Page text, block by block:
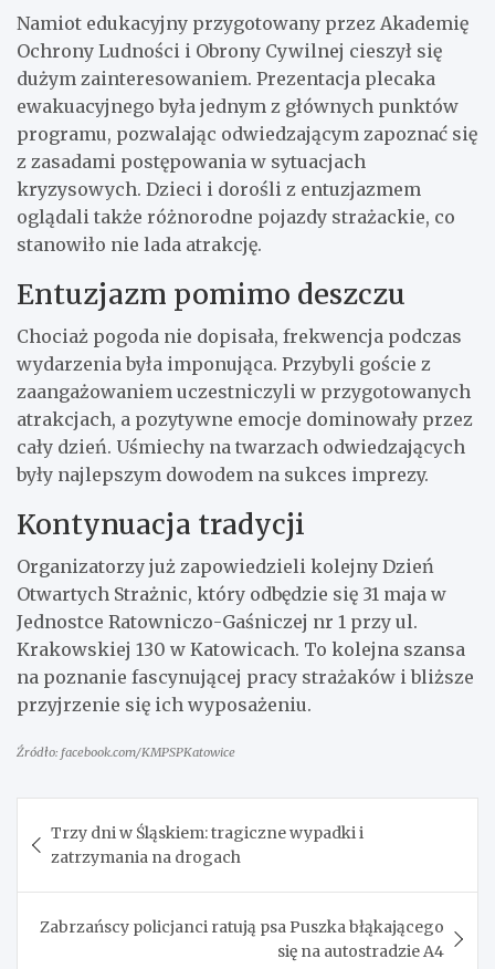
Namiot edukacyjny przygotowany przez Akademię
Ochrony Ludności i Obrony Cywilnej cieszył się
dużym zainteresowaniem. Prezentacja plecaka
ewakuacyjnego była jednym z głównych punktów
programu, pozwalając odwiedzającym zapoznać się
z zasadami postępowania w sytuacjach
kryzysowych. Dzieci i dorośli z entuzjazmem
oglądali także różnorodne pojazdy strażackie, co
stanowiło nie lada atrakcję.
Entuzjazm pomimo deszczu
Chociaż pogoda nie dopisała, frekwencja podczas
wydarzenia była imponująca. Przybyli goście z
zaangażowaniem uczestniczyli w przygotowanych
atrakcjach, a pozytywne emocje dominowały przez
cały dzień. Uśmiechy na twarzach odwiedzających
były najlepszym dowodem na sukces imprezy.
Kontynuacja tradycji
Organizatorzy już zapowiedzieli kolejny Dzień
Otwartych Strażnic, który odbędzie się 31 maja w
Jednostce Ratowniczo-Gaśniczej nr 1 przy ul.
Krakowskiej 130 w Katowicach. To kolejna szansa
na poznanie fascynującej pracy strażaków i bliższe
przyjrzenie się ich wyposażeniu.
Źródło: facebook.com/KMPSPKatowice
Nawigacja
wpisu
Trzy dni w Śląskiem: tragiczne wypadki i
zatrzymania na drogach
Zabrzańscy policjanci ratują psa Puszka błąkającego
się na autostradzie A4